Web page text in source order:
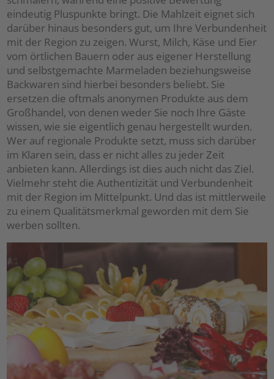
eindeutig Pluspunkte bringt. Die Mahlzeit eignet sich
darüber hinaus besonders gut, um Ihre Verbundenheit
mit der Region zu zeigen. Wurst, Milch, Käse und Eier
vom örtlichen Bauern oder aus eigener Herstellung
und selbstgemachte Marmeladen beziehungsweise
Backwaren sind hierbei besonders beliebt. Sie
ersetzen die oftmals anonymen Produkte aus dem
Großhandel, von denen weder Sie noch Ihre Gäste
wissen, wie sie eigentlich genau hergestellt wurden.
Wer auf regionale Produkte setzt, muss sich darüber
im Klaren sein, dass er nicht alles zu jeder Zeit
anbieten kann. Allerdings ist dies auch nicht das Ziel.
Vielmehr steht die Authentizität und Verbundenheit
mit der Region im Mittelpunkt. Und das ist mittlerweile
zu einem Qualitätsmerkmal geworden mit dem Sie
werben sollten.